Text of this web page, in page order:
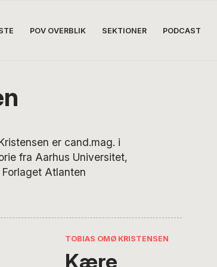
POV OVERBLIK SEKTIONER PODCAST
er cand.mag. i
fra Aarhus Universitet,
Atlanten
TOBIAS OMØ KRISTENSEN
Kære